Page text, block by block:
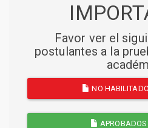
Favor ver el
postulantes a la
NO